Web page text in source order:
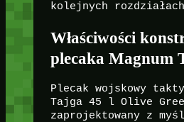
kolejnych
Właściwości
plecaka Magnum
Plecak wojskowy
Tajga 45 l Olive
zaprojektowany z